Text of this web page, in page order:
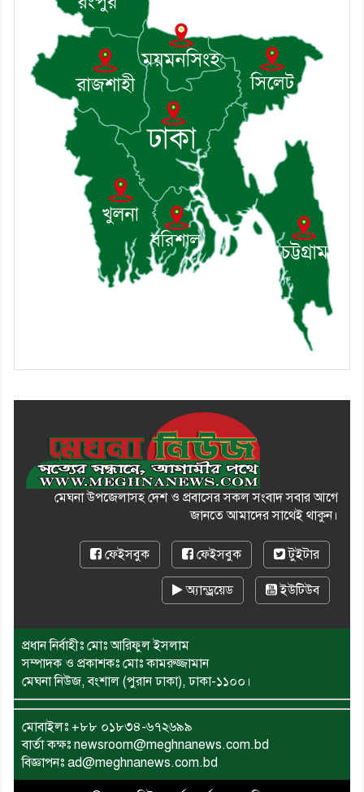
৮। দাউদকান্দিতে মুচি সম্প্রদায়ের
খোঁজখবর নিলেন ড. খন্দকার মারুফ
হোসেন
৯। মেঘনায় আইন-শৃঙ্খলা কমিটির
মাসিক সভা অনুষ্ঠিত
১০। জাতীয় নেতা ড. খন্দকার
মোশাররফ হোসেনের মূল্যায়ন কোথায়
এবং একটি বিশ্লেষণ
মেঘনা উপজেলাসহ দেশ ও প্রবাসের সকল সংবাদ সবার আগে
জানতে আমাদের সাথেই থাকুন।
ফেইসবুক ফেইসবুক টুইটার
অ্যান্ড্রয়েড ইউটিউব
প্রধান নির্বাহীঃ মোঃ আরিফুল ইসলাম
সম্পাদক ও প্রকাশকঃ মোঃ কামরুজ্জামান
মেঘনা নিউজ, বংশাল (পুরান ঢাকা), ঢাকা-১১০০।
মোবাইলঃ +৮৮ ০১৮৩৪-৬৭২৬৯৯
বার্তা কক্ষঃ newsroom@meghnanews.com.bd
বিজ্ঞাপনঃ ad@meghnanews.com.bd